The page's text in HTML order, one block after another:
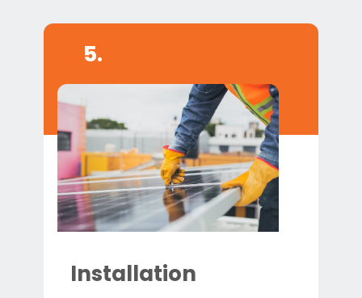
5.
Installation